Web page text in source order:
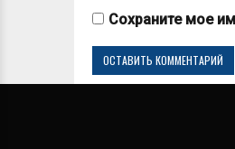
Сохраните мое